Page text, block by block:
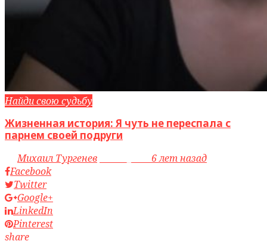
Найди свою судьбу
Жизненная история: Я чуть не переспала с
парнем своей подруги
byМихаил Тургенев
6 лет назад
Facebook
Twitter
Google+
LinkedIn
Pinterest
share